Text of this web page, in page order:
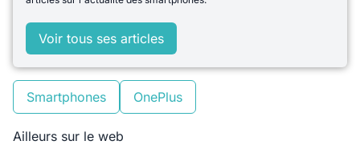
Voir tous ses articles
Smartphones OnePlus
Ailleurs sur le web